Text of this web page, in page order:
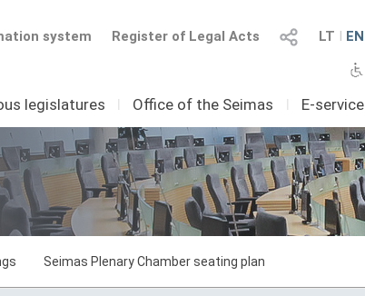
LT I EN
Register of Legal Acts
system
legislatures I Office of the Seimas I E-service
Seimas Plenary Chamber seating plan